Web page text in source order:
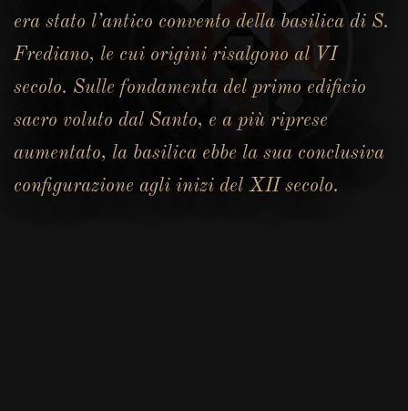
era stato l’antico convento della basilica di S.
Frediano, le cui origini risalgono al VI
secolo. Sulle fondamenta del primo edificio
sacro voluto dal Santo, e a più riprese
aumentato, la basilica ebbe la sua conclusiva
configurazione agli inizi del XII secolo.